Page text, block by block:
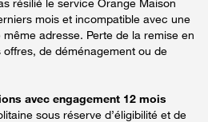
mois et incompatible avec une
adresse. Perte de la remise en
offres, de déménagement ou de
avec engagement 12 mois
sous réserve d’éligibilité et de